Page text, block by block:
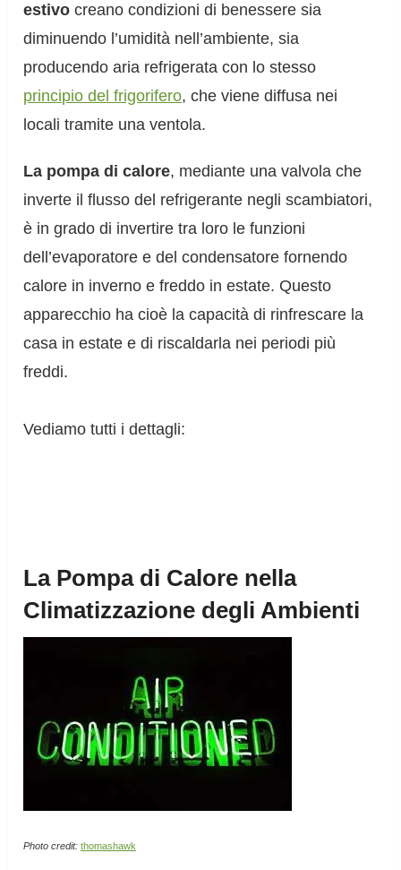
estivo creano condizioni di benessere sia
diminuendo l’umidità nell’ambiente, sia
producendo aria refrigerata con lo stesso
principio del frigorifero, che viene diffusa nei
locali tramite una ventola.
La pompa di calore, mediante una valvola che
inverte il flusso del refrigerante negli scambiatori,
è in grado di invertire tra loro le funzioni
dell’evaporatore e del condensatore fornendo
calore in inverno e freddo in estate. Questo
apparecchio ha cioè la capacità di rinfrescare la
casa in estate e di riscaldarla nei periodi più
freddi.
Vediamo tutti i dettagli:
La Pompa di Calore nella
Climatizzazione degli Ambienti
Photo credit: thomashawk